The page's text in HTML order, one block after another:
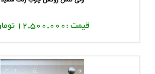
قیمت :12,500,000 تومان